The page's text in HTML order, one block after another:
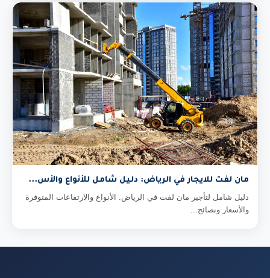
مان لفت للايجار في الرياض: دليل شامل للأنواع والأس...
دليل شامل لتأجير مان لفت في الرياض. الأنواع والارتفاعات المتوفرة
والأسعار ونصائح...